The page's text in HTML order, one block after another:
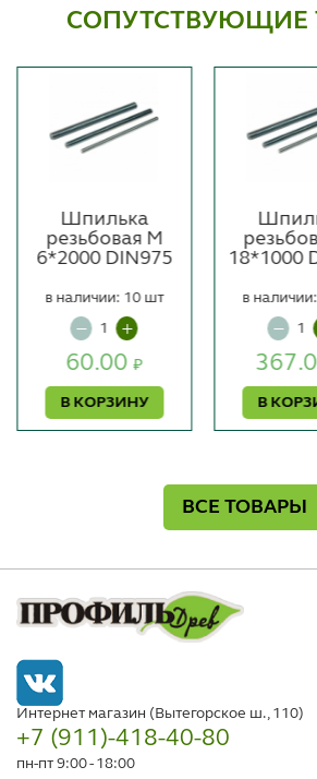
СОПУТСТВУЮЩИЕ
Шпилька
резьбовая М
6*2000 DIN975
60.00₽
В КОРЗИНУ
в наличии: 10 шт
18*1000
В
в
ВСЕ ТОВАРЫ
Интернет магазин (Вытегорское ш., 110)
+7 (911)-418-40-80
пн-пт 9:00 - 18:00